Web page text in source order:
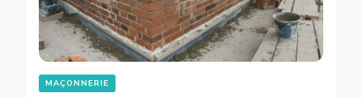
MAÇONNERIE